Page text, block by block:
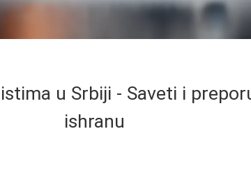
u Srbiji - Saveti i
ishranu